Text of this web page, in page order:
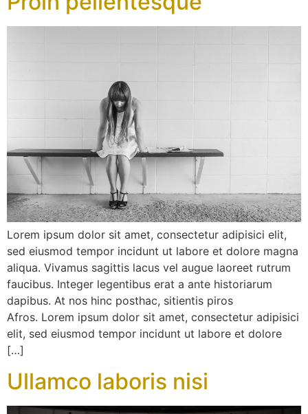
Lorem ipsum dolor sit amet, consectetur adipisici elit,
sed eiusmod tempor incidunt ut labore et dolore magna
aliqua. Vivamus sagittis lacus vel augue laoreet rutrum
faucibus. Integer legentibus erat a ante historiarum
dapibus. At nos hinc posthac, sitientis piros
Afros. Lorem ipsum dolor sit amet, consectetur adipisici
elit, sed eiusmod tempor incidunt ut labore et dolore
[…]
Ullamco laboris nisi